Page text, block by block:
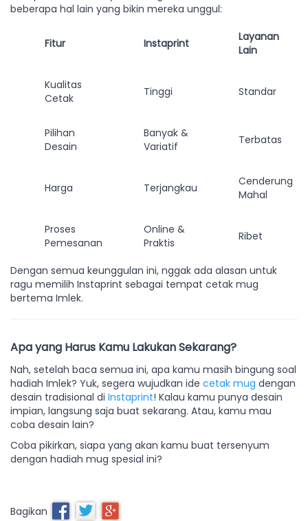
beberapa hal lain yang bikin mereka unggul:
Fitur Instaprint
Layanan
Lain
Kualitas
Cetak
Tinggi Standar
Pilihan
Desain
Banyak &
Variatif
Terbatas
Harga Terjangkau
Cenderung
Mahal
Proses
Pemesanan
Online &
Praktis
Ribet
Dengan semua keunggulan ini, nggak ada alasan untuk
ragu memilih Instaprint sebagai tempat cetak mug
bertema Imlek.
Apa yang Harus Kamu Lakukan Sekarang?
Nah, setelah baca semua ini, apa kamu masih bingung soal
hadiah Imlek? Yuk, segera wujudkan ide cetak mug dengan
desain tradisional di Instaprint! Kalau kamu punya desain
impian, langsung saja buat sekarang. Atau, kamu mau
coba desain lain?
Coba pikirkan, siapa yang akan kamu buat tersenyum
dengan hadiah mug spesial ini?
Bagikan